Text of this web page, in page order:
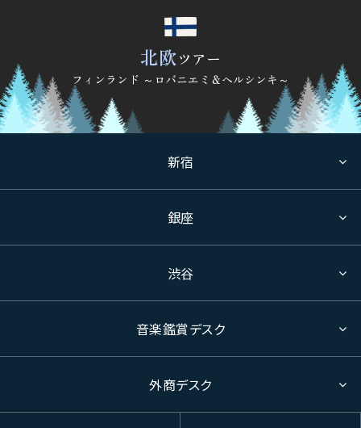
北欧ツアー
フィンランド ～ロバニエミ＆ヘルシンキ～
新宿
銀座
渋谷
音楽鑑賞デスク
外商デスク